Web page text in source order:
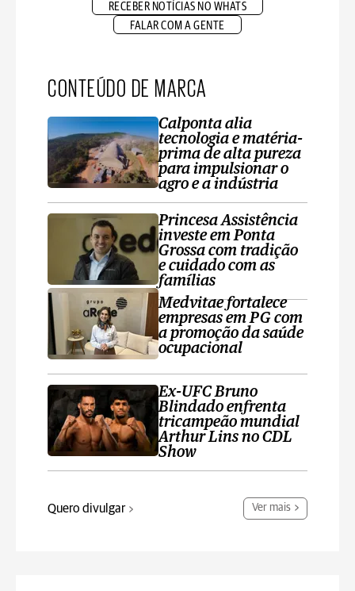
RECEBER NOTÍCIAS NO WHATS
FALAR COM A GENTE
CONTEÚDO DE MARCA
Calponta alia
tecnologia e matéria-
prima de alta pureza
para impulsionar o
agro e a indústria
Princesa Assistência
investe em Ponta
Grossa com tradição
e cuidado com as
famílias
Medvitae fortalece
empresas em PG com
a promoção da saúde
ocupacional
Ex-UFC Bruno
Blindado enfrenta
tricampeão mundial
Arthur Lins no CDL
Show
Quero divulgar Ver mais